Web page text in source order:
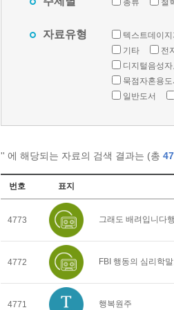
총류 철
자료유형
텍스트데이
기타
전
디지털음성
묵점자혼용
일반도서
'' 에 해당되는 자료의 검색 결과는 (총
번호 표지
4773 그래도 배려입니다
4772 FBI 행동의 심리학
4771 행복원주